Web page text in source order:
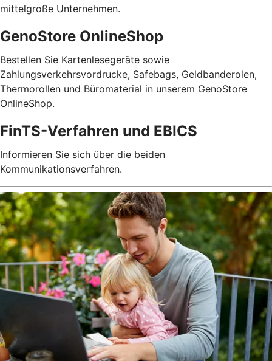
mittelgroße Unternehmen.
GenoStore OnlineShop
Bestellen Sie Kartenlesegeräte sowie
Zahlungsverkehrsvordrucke, Safebags, Geldbanderolen,
Thermorollen und Büromaterial in unserem GenoStore
OnlineShop.
FinTS-Verfahren und EBICS
Informieren Sie sich über die beiden
Kommunikationsverfahren.